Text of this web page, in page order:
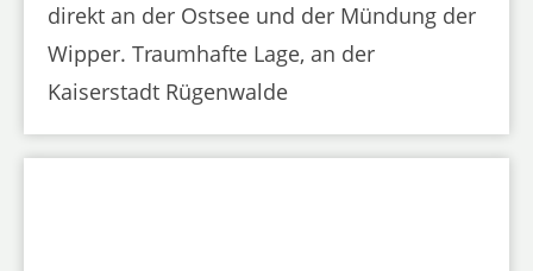
direkt an der Ostsee und der Mündung der
Wipper. Traumhafte Lage, an der
Kaiserstadt Rügenwalde